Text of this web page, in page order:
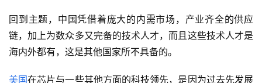
回到主题，中国凭借着庞大的内需市场，产业齐全的供应
链，加上为数众多又完备的技术人才，而且这些技术人才是
海内外都有，这是其他国家所不具备的。
美国在芯片与一些其他方面的科技领先，是因为过去先发展